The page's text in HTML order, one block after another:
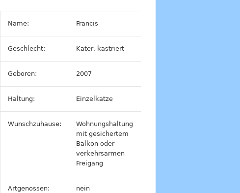
Name: Francis
Geschlecht: Kater, kastriert
Geboren: 2007
Haltung: Einzelkatze
Wunschzuhause:
Wohnungshaltung
mit gesichertem
Balkon oder
verkehrsarmen
Freigang
Artgenossen: nein